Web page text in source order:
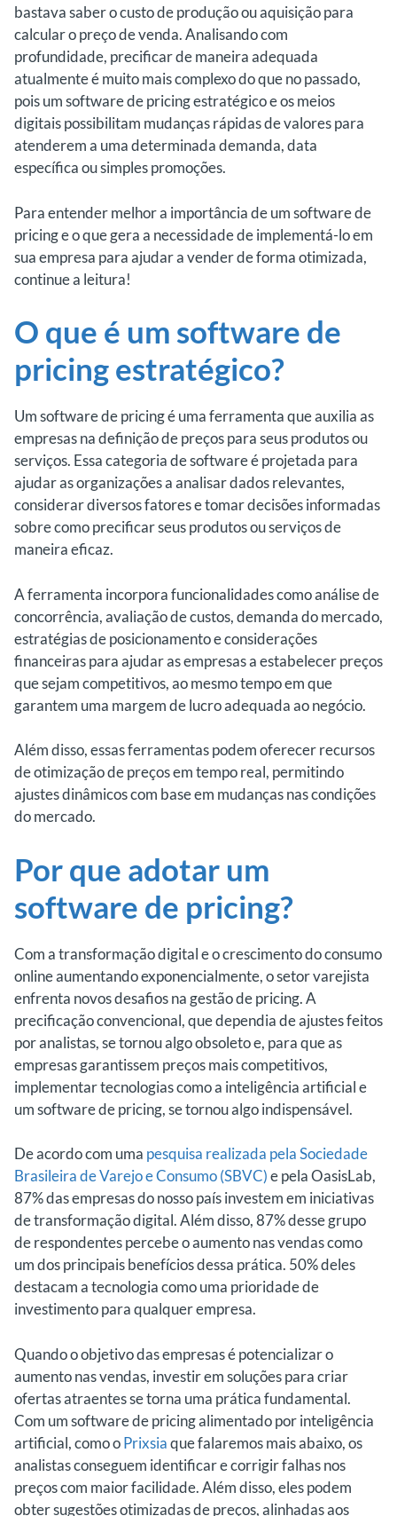
bastava saber o custo de produção ou aquisição para
calcular o preço de venda. Analisando com
profundidade, precificar de maneira adequada
atualmente é muito mais complexo do que no passado,
pois um software de pricing estratégico e os meios
digitais possibilitam mudanças rápidas de valores para
atenderem a uma determinada demanda, data
específica ou simples promoções.
Para entender melhor a importância de um software de
pricing e o que gera a necessidade de implementá-lo em
sua empresa para ajudar a vender de forma otimizada,
continue a leitura!
O que é um software de
pricing estratégico?
Um software de pricing é uma ferramenta que auxilia as
empresas na definição de preços para seus produtos ou
serviços. Essa categoria de software é projetada para
ajudar as organizações a analisar dados relevantes,
considerar diversos fatores e tomar decisões informadas
sobre como precificar seus produtos ou serviços de
maneira eficaz.
A ferramenta incorpora funcionalidades como análise de
concorrência, avaliação de custos, demanda do mercado,
estratégias de posicionamento e considerações
financeiras para ajudar as empresas a estabelecer preços
que sejam competitivos, ao mesmo tempo em que
garantem uma margem de lucro adequada ao negócio.
Além disso, essas ferramentas podem oferecer recursos
de otimização de preços em tempo real, permitindo
ajustes dinâmicos com base em mudanças nas condições
do mercado.
Por que adotar um
software de pricing?
Com a transformação digital e o crescimento do consumo
online aumentando exponencialmente, o setor varejista
enfrenta novos desafios na gestão de pricing. A
precificação convencional, que dependia de ajustes feitos
por analistas, se tornou algo obsoleto e, para que as
empresas garantissem preços mais competitivos,
implementar tecnologias como a inteligência artificial e
um software de pricing, se tornou algo indispensável.
De acordo com uma pesquisa realizada pela Sociedade
Brasileira de Varejo e Consumo (SBVC)e pela OasisLab,
87% das empresas do nosso país investem em iniciativas
de transformação digital. Além disso, 87% desse grupo
de respondentes percebe o aumento nas vendas como
um dos principais benefícios dessa prática. 50% deles
destacam a tecnologia como uma prioridade de
investimento para qualquer empresa.
Quando o objetivo das empresas é potencializar o
aumento nas vendas, investir em soluções para criar
ofertas atraentes se torna uma prática fundamental.
Com um software de pricing alimentado por inteligência
artificial, como oPrixsiaque falaremos mais abaixo, os
analistas conseguem identificar e corrigir falhas nos
preços com maior facilidade. Além disso, eles podem
obter sugestões otimizadas de preços, alinhadas aos